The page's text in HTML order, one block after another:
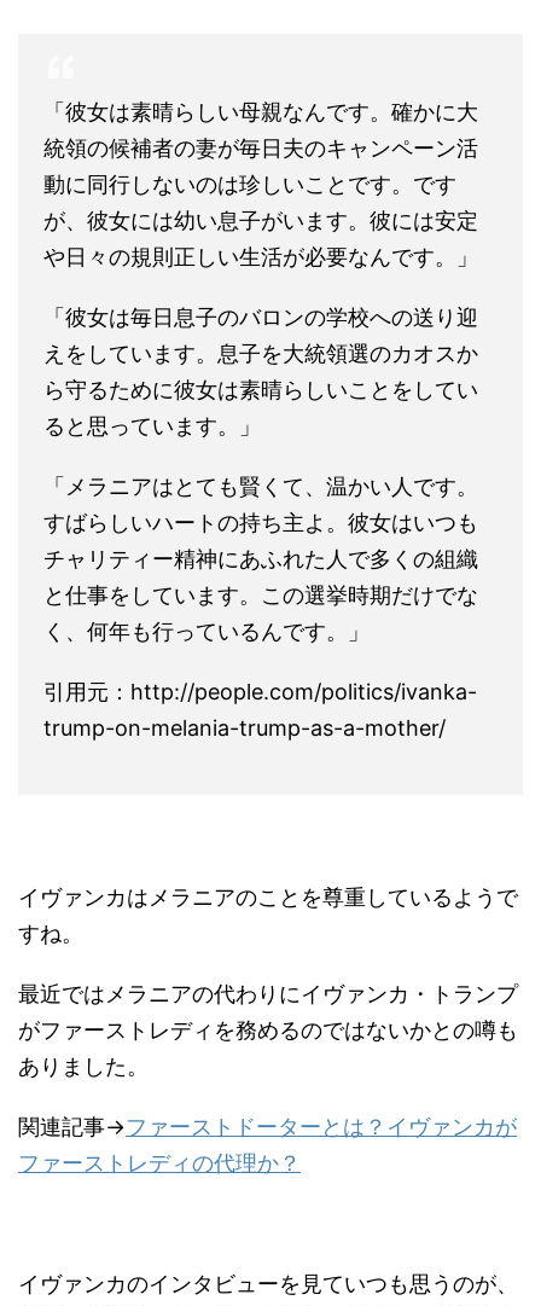
「彼女は素晴らしい母親なんです。確かに大
統領の候補者の妻が毎日夫のキャンペーン活
動に同行しないのは珍しいことです。です
が、彼女には幼い息子がいます。彼には安定
や日々の規則正しい生活が必要なんです。」
「彼女は毎日息子のバロンの学校への送り迎
えをしています。息子を大統領選のカオスか
ら守るために彼女は素晴らしいことをしてい
ると思っています。」
「メラニアはとても賢くて、温かい人です。
すばらしいハートの持ち主よ。彼女はいつも
チャリティー精神にあふれた人で多くの組織
と仕事をしています。この選挙時期だけでな
く、何年も行っているんです。」
引用元：http://people.com/politics/ivanka-
trump-on-melania-trump-as-a-mother/
イヴァンカはメラニアのことを尊重しているようで
すね。
最近ではメラニアの代わりにイヴァンカ・トランプ
がファーストレディを務めるのではないかとの噂も
ありました。
関連記事→ファーストドーターとは？イヴァンカが
ファーストレディの代理か？
イヴァンカのインタビューを見ていつも思うのが、